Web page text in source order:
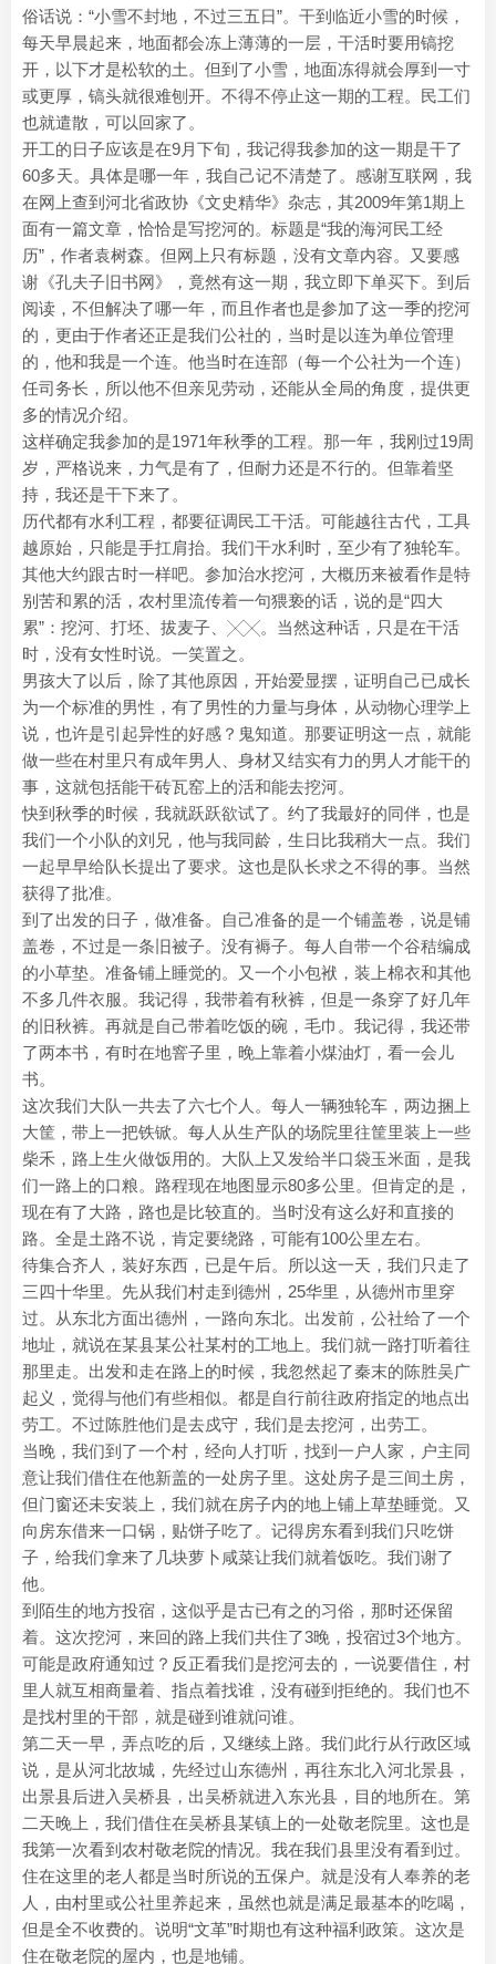
俗话说：“小雪不封地，不过三五日”。干到临近小雪的时候，
每天早晨起来，地面都会冻上薄薄的一层，干活时要用镐挖
开，以下才是松软的土。但到了小雪，地面冻得就会厚到一寸
或更厚，镐头就很难刨开。不得不停止这一期的工程。民工们
也就遣散，可以回家了。
开工的日子应该是在9月下旬，我记得我参加的这一期是干了
60多天。具体是哪一年，我自己记不清楚了。感谢互联网，我
在网上查到河北省政协《文史精华》杂志，其2009年第1期上
面有一篇文章，恰恰是写挖河的。标题是“我的海河民工经
历”，作者袁树森。但网上只有标题，没有文章内容。又要感
谢《孔夫子旧书网》，竟然有这一期，我立即下单买下。到后
阅读，不但解决了哪一年，而且作者也是参加了这一季的挖河
的，更由于作者还正是我们公社的，当时是以连为单位管理
的，他和我是一个连。他当时在连部（每一个公社为一个连）
任司务长，所以他不但亲见劳动，还能从全局的角度，提供更
多的情况介绍。
这样确定我参加的是1971年秋季的工程。那一年，我刚过19周
岁，严格说来，力气是有了，但耐力还是不行的。但靠着坚
持，我还是干下来了。
历代都有水利工程，都要征调民工干活。可能越往古代，工具
越原始，只能是手扛肩抬。我们干水利时，至少有了独轮车。
其他大约跟古时一样吧。参加治水挖河，大概历来被看作是特
别苦和累的活，农村里流传着一句猥亵的话，说的是“四大
累”：挖河、打坯、拔麦子、╳╳。当然这种话，只是在干活
时，没有女性时说。一笑置之。
男孩大了以后，除了其他原因，开始爱显摆，证明自己已成长
为一个标准的男性，有了男性的力量与身体，从动物心理学上
说，也许是引起异性的好感？鬼知道。那要证明这一点，就能
做一些在村里只有成年男人、身材又结实有力的男人才能干的
事，这就包括能干砖瓦窑上的活和能去挖河。
快到秋季的时候，我就跃跃欲试了。约了我最好的同伴，也是
我们一个小队的刘兄，他与我同龄，生日比我稍大一点。我们
一起早早给队长提出了要求。这也是队长求之不得的事。当然
获得了批准。
到了出发的日子，做准备。自己准备的是一个铺盖卷，说是铺
盖卷，不过是一条旧被子。没有褥子。每人自带一个谷秸编成
的小草垫。准备铺上睡觉的。又一个小包袱，装上棉衣和其他
不多几件衣服。我记得，我带着有秋裤，但是一条穿了好几年
的旧秋裤。再就是自己带着吃饭的碗，毛巾。我记得，我还带
了两本书，有时在地窨子里，晚上靠着小煤油灯，看一会儿
书。
这次我们大队一共去了六七个人。每人一辆独轮车，两边捆上
大筐，带上一把铁锨。每人从生产队的场院里往筐里装上一些
柴禾，路上生火做饭用的。大队上又发给半口袋玉米面，是我
们一路上的口粮。路程现在地图显示80多公里。但肯定的是，
现在有了大路，路也是比较直的。当时没有这么好和直接的
路。全是土路不说，肯定要绕路，可能有100公里左右。
待集合齐人，装好东西，已是午后。所以这一天，我们只走了
三四十华里。先从我们村走到德州，25华里，从德州市里穿
过。从东北方面出德州，一路向东北。出发前，公社给了一个
地址，就说在某县某公社某村的工地上。我们就一路打听着往
那里走。出发和走在路上的时候，我忽然起了秦末的陈胜吴广
起义，觉得与他们有些相似。都是自行前往政府指定的地点出
劳工。不过陈胜他们是去戍守，我们是去挖河，出劳工。
当晚，我们到了一个村，经向人打听，找到一户人家，户主同
意让我们借住在他新盖的一处房子里。这处房子是三间土房，
但门窗还未安装上，我们就在房子内的地上铺上草垫睡觉。又
向房东借来一口锅，贴饼子吃了。记得房东看到我们只吃饼
子，给我们拿来了几块萝卜咸菜让我们就着饭吃。我们谢了
他。
到陌生的地方投宿，这似乎是古已有之的习俗，那时还保留
着。这次挖河，来回的路上我们共住了3晚，投宿过3个地方。
可能是政府通知过？反正看我们是挖河去的，一说要借住，村
里人就互相商量着、指点着找谁，没有碰到拒绝的。我们也不
是找村里的干部，就是碰到谁就问谁。
第二天一早，弄点吃的后，又继续上路。我们此行从行政区域
说，是从河北故城，先经过山东德州，再往东北入河北景县，
出景县后进入吴桥县，出吴桥就进入东光县，目的地所在。第
二天晚上，我们借住在吴桥县某镇上的一处敬老院里。这也是
我第一次看到农村敬老院的情况。我在我们县里没有看到过。
住在这里的老人都是当时所说的五保户。就是没有人奉养的老
人，由村里或公社里养起来，虽然也就是满足最基本的吃喝，
但是全不收费的。说明“文革”时期也有这种福利政策。这次是
住在敬老院的屋内，也是地铺。